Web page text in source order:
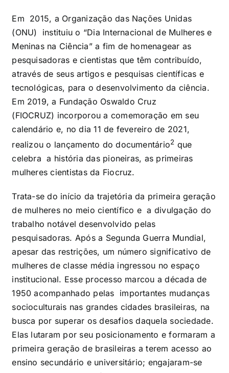
Em 2015, a Organização das Nações Unidas
(ONU) instituiu o “Dia Internacional de Mulheres e
Meninas na Ciência” a fim de homenagear as
pesquisadoras e cientistas que têm contribuído,
através de seus artigos e pesquisas científicas e
tecnológicas, para o desenvolvimento da ciência.
Em 2019, a Fundação Oswaldo Cruz
(FIOCRUZ) incorporou a comemoração em seu
calendário e, no dia 11 de fevereiro de 2021,
realizou o lançamento do documentário2 que
celebra a história das pioneiras, as primeiras
mulheres cientistas da Fiocruz.
Trata-se do início da trajetória da primeira geração
de mulheres no meio científico e a divulgação do
trabalho notável desenvolvido pelas
pesquisadoras. Após a Segunda Guerra Mundial,
apesar das restrições, um número significativo de
mulheres de classe média ingressou no espaço
institucional. Esse processo marcou a década de
1950 acompanhado pelas importantes mudanças
socioculturais nas grandes cidades brasileiras, na
busca por superar os desafios daquela sociedade.
Elas lutaram por seu posicionamento e formaram a
primeira geração de brasileiras a terem acesso ao
ensino secundário e universitário; engajaram-se